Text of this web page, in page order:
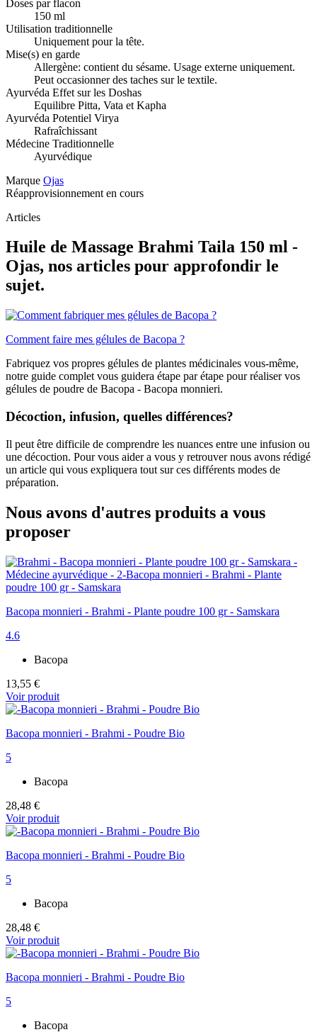
Doses par flacon
150 ml
Utilisation traditionnelle
Uniquement pour la tête.
Mise(s) en garde
Allergène: contient du sésame. Usage externe uniquement.
Peut occasionner des taches sur le textile.
Ayurvéda Effet sur les Doshas
Equilibre Pitta, Vata et Kapha
Ayurvéda Potentiel Virya
Rafraîchissant
Médecine Traditionnelle
Ayurvédique
Marque Ojas
Réapprovisionnement en cours
Articles
Huile de Massage Brahmi Taila 150 ml -
Ojas, nos articles pour approfondir le
sujet.
Comment faire mes gélules de Bacopa ?
Fabriquez vos propres gélules de plantes médicinales vous-même,
notre guide complet vous guidera étape par étape pour réaliser vos
gélules de poudre de Bacopa - Bacopa monnieri.
Décoction, infusion, quelles différences?
Il peut être difficile de comprendre les nuances entre une infusion ou
une décoction. Pour vous aider a vous y retrouver nous avons rédigé
un article qui vous expliquera tout sur ces différents modes de
préparation.
Nous avons d'autres produits a vous
proposer
Bacopa monnieri - Brahmi - Plante poudre 100 gr - Samskara
4.6
Bacopa
13,55 €
Voir produit
Bacopa monnieri - Brahmi - Poudre Bio
5
Bacopa
28,48 €
Voir produit
Bacopa monnieri - Brahmi - Poudre Bio
5
Bacopa
28,48 €
Voir produit
Bacopa monnieri - Brahmi - Poudre Bio
5
Bacopa